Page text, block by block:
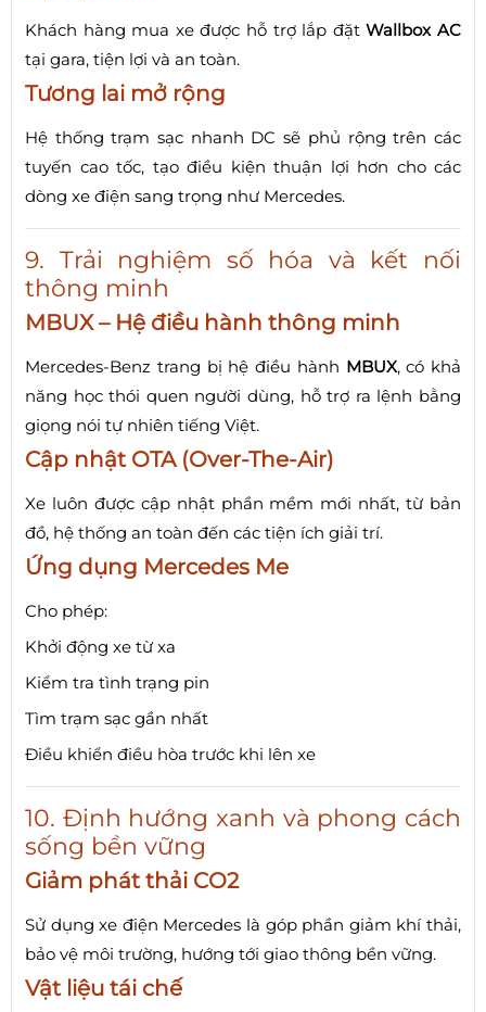
Khách hàng mua xe được hỗ trợ lắp đặtWallbox AC
tại gara, tiện lợi và an toàn.
Tương lai mở rộng
Hệ thống trạm sạc nhanh DC sẽ phủ rộng trên các
tuyến cao tốc, tạo điều kiện thuận lợi hơn cho các
dòng xe điện sang trọng như Mercedes.
9. Trải nghiệm số hóa và kết nối
thông minh
MBUX – Hệ điều hành thông minh
Mercedes-Benz trang bị hệ điều hành MBUX, có khả
năng học thói quen người dùng, hỗ trợ ra lệnh bằng
giọng nói tự nhiên tiếng Việt.
Cập nhật OTA (Over-The-Air)
Xe luôn được cập nhật phần mềm mới nhất, từ bản
đồ, hệ thống an toàn đến các tiện ích giải trí.
Ứng dụng Mercedes Me
Cho phép:
Khởi động xe từ xa
Kiểm tra tình trạng pin
Tìm trạm sạc gần nhất
Điều khiển điều hòa trước khi lên xe
10. Định hướng xanh và phong cách
sống bền vững
Giảm phát thải CO2
Sử dụng xe điện Mercedes là góp phần giảm khí thải,
bảo vệ môi trường, hướng tới giao thông bền vững.
Vật liệu tái chế